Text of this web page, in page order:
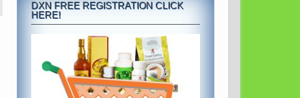
DXN FREE REGISTRATION CLICK
HERE!